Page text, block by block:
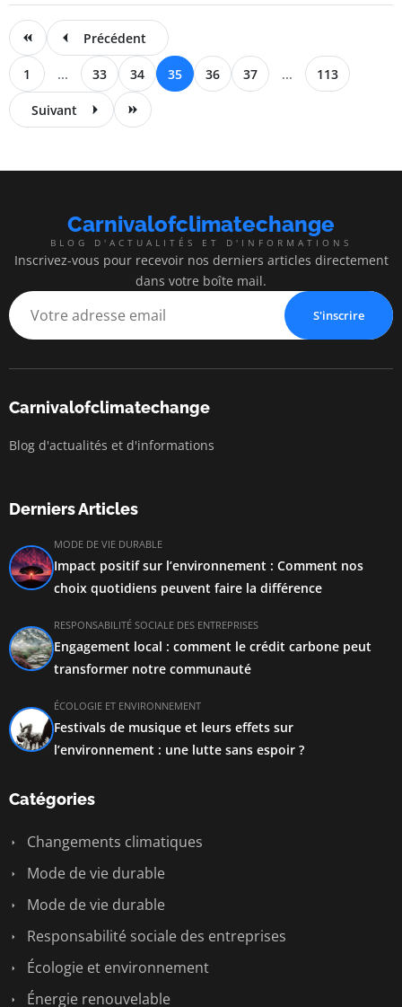
Précédent
1 ... 33 34 35 36 37 ... 113
Suivant
Carnivalofclimatechange
BLOG D'ACTUALITÉS ET D'INFORMATIONS
Inscrivez-vous pour recevoir nos derniers articles directement
dans votre boîte mail.
S'inscrire
Carnivalofclimatechange
Blog d'actualités et d'informations
Derniers Articles
MODE DE VIE DURABLE
Impact positif sur l’environnement : Comment nos
choix quotidiens peuvent faire la différence
RESPONSABILITÉ SOCIALE DES ENTREPRISES
Engagement local : comment le crédit carbone peut
transformer notre communauté
ÉCOLOGIE ET ENVIRONNEMENT
Festivals de musique et leurs effets sur
l’environnement : une lutte sans espoir ?
Catégories
Changements climatiques
Mode de vie durable
Mode de vie durable
Responsabilité sociale des entreprises
Écologie et environnement
Énergie renouvelable